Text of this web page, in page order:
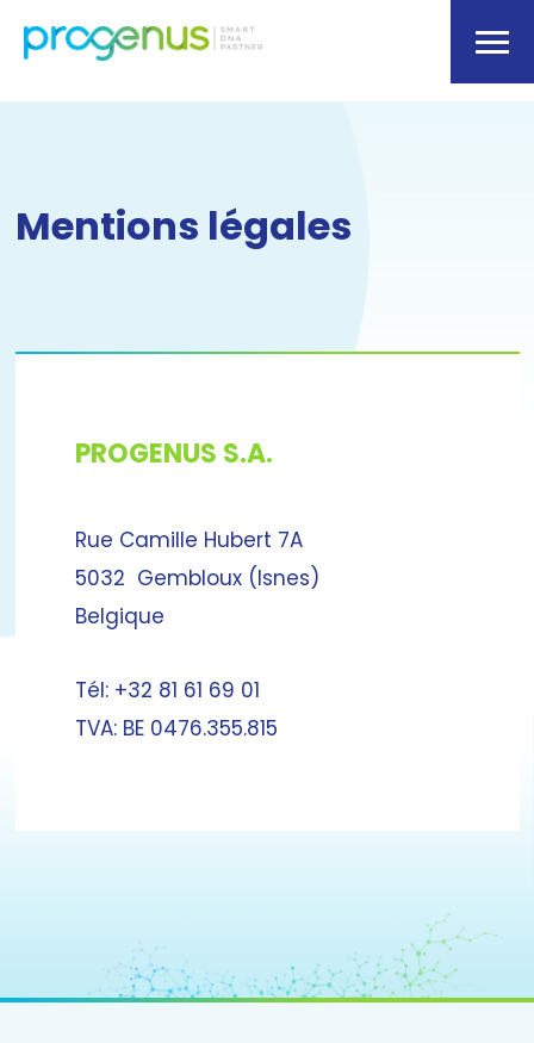
Mentions légales
PROGENUS S.A.
Rue Camille Hubert 7A
5032 Gembloux (Isnes)
Belgique
Tél: +32 81 61 69 01
TVA: BE 0476.355.815